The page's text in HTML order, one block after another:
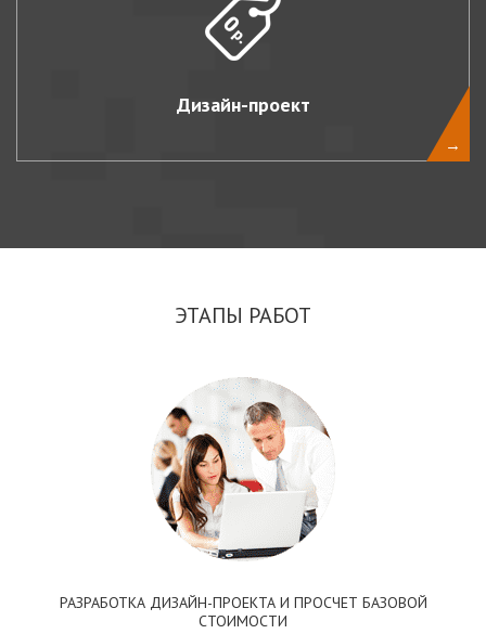
Дизайн-проект
→
ЭТАПЫ РАБОТ
РАЗРАБОТКА ДИЗАЙН-ПРОЕКТА И ПРОСЧЕТ БАЗОВОЙ
СТОИМОСТИ